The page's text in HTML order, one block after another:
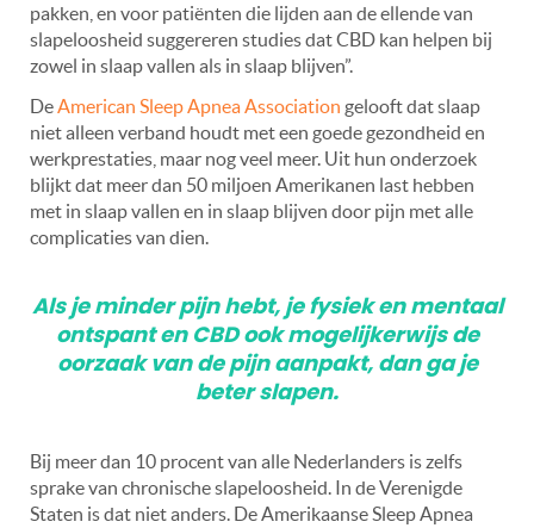
pakken, en voor patiënten die lijden aan de ellende van
slapeloosheid suggereren studies dat CBD kan helpen bij
zowel in slaap vallen als in slaap blijven”.
DeAmerican Sleep Apnea Association gelooft dat slaap
niet alleen verband houdt met een goede gezondheid en
werkprestaties, maar nog veel meer. Uit hun onderzoek
blijkt dat meer dan 50 miljoen Amerikanen last hebben
met in slaap vallen en in slaap blijven door pijn met alle
complicaties van dien.
Als je minder pijn hebt, je fysiek en mentaal
ontspant en CBD ook mogelijkerwijs de
oorzaak van de pijn aanpakt, dan ga je
beter slapen.
Bij meer dan 10 procent van alle Nederlanders is zelfs
sprake van chronische slapeloosheid. In de Verenigde
Staten is dat niet anders. De Amerikaanse Sleep Apnea